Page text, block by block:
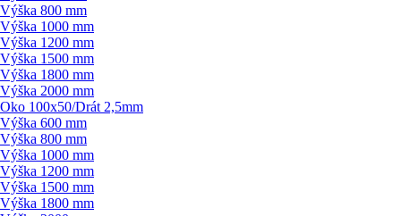
Výška 800 mm
Výška 1000 mm
Výška 1200 mm
Výška 1500 mm
Výška 1800 mm
Výška 2000 mm
Oko 100x50/Drát 2,5mm
Výška 600 mm
Výška 800 mm
Výška 1000 mm
Výška 1200 mm
Výška 1500 mm
Výška 1800 mm